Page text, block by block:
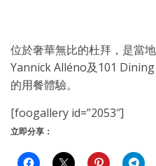
位於奢華無比的杜拜，是當
Yannick Alléno及101
的用餐體驗。
[foogallery id=”2053″]
立即分享：